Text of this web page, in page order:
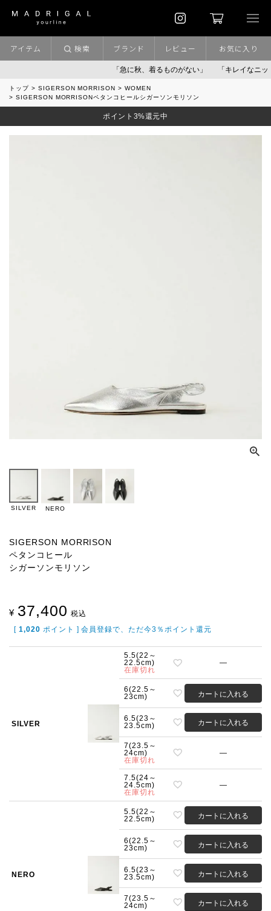
「急に秋、着るものがない」 「キレイなニット」
アイテム 検索 ブランド レビュー お気に入り
トップ SIGERSON MORRISON
WOMEN
SIGERSON MORRISONペタンコヒールシガーソンモリソン
ポイント3%還元中
SILVER NERO
SIGERSON MORRISON
ペタンコヒール
シガーソンモリソン
¥ 37,400 税込
[ 1,020 ポイント ] 会員登録で、ただ今3％ポイント還元
SILVER
5.5(22～
22.5cm)
在庫切れ
—
6(22.5～
23cm)
カートに入れる
6.5(23～
23.5cm)
カートに入れる
7(23.5～
24cm)
在庫切れ
—
7.5(24～
24.5cm)
在庫切れ
—
NERO
5.5(22～
22.5cm)
カートに入れる
6(22.5～
23cm)
カートに入れる
6.5(23～
23.5cm)
カートに入れる
7(23.5～
24cm)
カートに入れる